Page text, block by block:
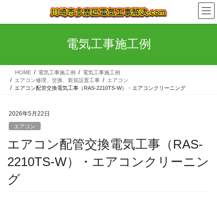
テ
ス
ゲ
ン
電気工事施工例
HOME 電気工事施工例
電気工事施工例
エアコン修理、交換、新規設置工事
エアコン
エアコン配管交換電気工事（RAS-2210TS-W）・エアコンクリーニング
2026年5月22日
エアコン
エアコン配管交換電気工事（RAS-
2210TS-W）・エアコンクリーニン
グ